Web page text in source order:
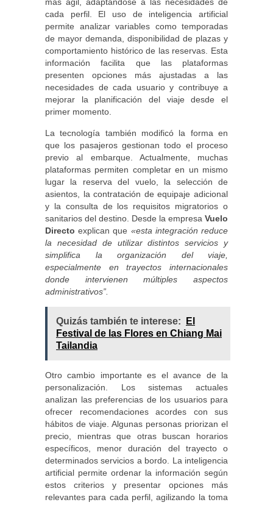
cada perfil. El uso de inteligencia artificial
permite analizar variables como temporadas
de mayor demanda, disponibilidad de plazas y
comportamiento histórico de las reservas. Esta
información facilita que las plataformas
presenten opciones más ajustadas a las
necesidades de cada usuario y contribuye a
mejorar la planificación del viaje desde el
primer momento.
La tecnología también modificó la forma en
que los pasajeros gestionan todo el proceso
previo al embarque. Actualmente, muchas
plataformas permiten completar en un mismo
lugar la reserva del vuelo, la selección de
asientos, la contratación de equipaje adicional
y la consulta de los requisitos migratorios o
sanitarios del destino. Desde la empresa Vuelo
Directo explican que «esta integración reduce
la necesidad de utilizar distintos servicios y
simplifica la organización del viaje,
especialmente en trayectos internacionales
donde intervienen múltiples aspectos
administrativos”.
Quizás también te interese:
El
Festival de las Flores en Chiang Mai
Tailandia
Otro cambio importante es el avance de la
personalización. Los sistemas actuales
analizan las preferencias de los usuarios para
ofrecer recomendaciones acordes con sus
hábitos de viaje. Algunas personas priorizan el
precio, mientras que otras buscan horarios
específicos, menor duración del trayecto o
determinados servicios a bordo. La inteligencia
artificial permite ordenar la información según
estos criterios y presentar opciones más
relevantes para cada perfil, agilizando la toma